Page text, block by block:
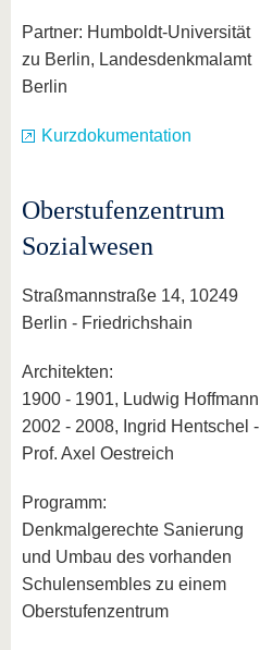
Partner: Humboldt-Universität
zu Berlin, Landesdenkmalamt
Berlin
Kurzdokumentation
Oberstufenzentrum
Sozialwesen
Straßmannstraße 14, 10249
Berlin - Friedrichshain
Architekten:
1900 - 1901, Ludwig Hoffmann
2002 - 2008, Ingrid Hentschel -
Prof. Axel Oestreich
Programm:
Denkmalgerechte Sanierung
und Umbau des vorhanden
Schulensembles zu einem
Oberstufenzentrum